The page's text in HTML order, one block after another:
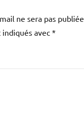
ne sera pas publiée.
avec *